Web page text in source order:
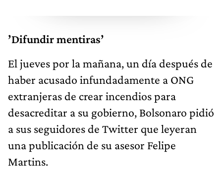
’Difundir mentiras’
El jueves por la mañana, un día después de
haber acusado infundadamente a ONG
extranjeras de crear incendios para
desacreditar a su gobierno, Bolsonaro pidió
a sus seguidores de Twitter que leyeran
una publicación de su asesor Felipe
Martins.